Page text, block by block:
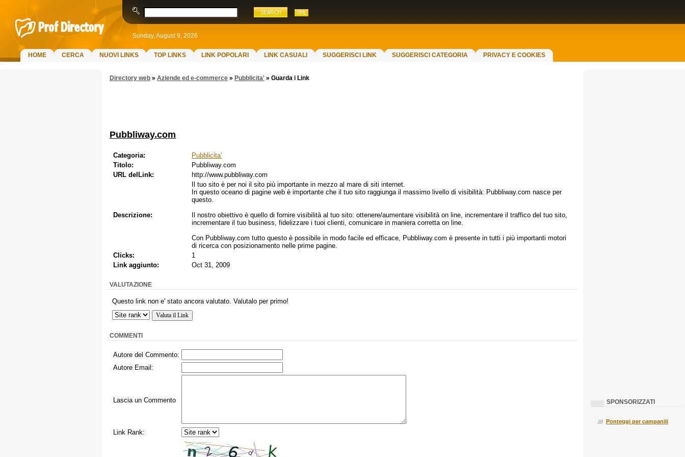
Sunday, August 9, 2026
HOME CERCA NUOVI LINKS TOP LINKS LINK POPOLARI LINK CASUALI SUGGERISCI LINK SUGGERISCI CATEGORIA PRIVACY E COOKIES
Directory web » Aziende ed e-commerce » Pubblicita' » Guarda i Link
Pubbliway.com
Categoria:
Pubblicita'
Titolo:
Pubbliway.com
URL delLink:
http://www.pubbliway.com
Descrizione:
Il tuo sito è per noi il sito più importante in mezzo al mare di siti internet.
In questo oceano di pagine web è importante che il tuo sito raggiunga il massimo livello di visibilità: Pubbliway.com nasce per
questo.
Il nostro obiettivo è quello di fornire visibilità al tuo sito: ottenere/aumentare visibilità on line, incrementare il traffico del tuo sito,
incrementare il tuo business, fidelizzare i tuoi clienti, comunicare in maniera corretta on line.
Con Pubbliway.com tutto questo è possibile in modo facile ed efficace, Pubbliway.com è presente in tutti i più importanti motori
di ricerca con posizionamento nelle prime pagine.
Clicks:
1
Link aggiunto:
Oct 31, 2009
VALUTAZIONE
Questo link non e' stato ancora valutato. Valutalo per primo!
COMMENTI
Autore del Commento:
Autore Email:
Lascia un Commento
Link Rank:
SPONSORIZZATI
Ponteggi per campanili